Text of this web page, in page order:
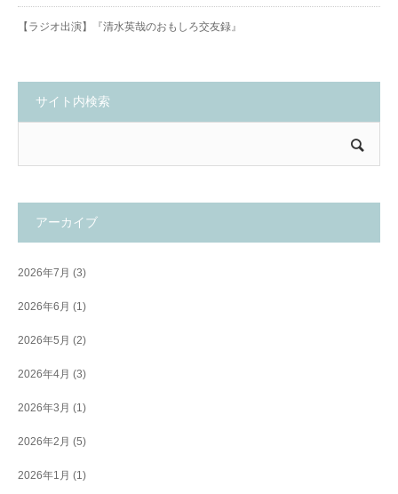
【ラジオ出演】『清水英哉のおもしろ交友録』
サイト内検索
アーカイブ
2026年7月 (3)
2026年6月 (1)
2026年5月 (2)
2026年4月 (3)
2026年3月 (1)
2026年2月 (5)
2026年1月 (1)